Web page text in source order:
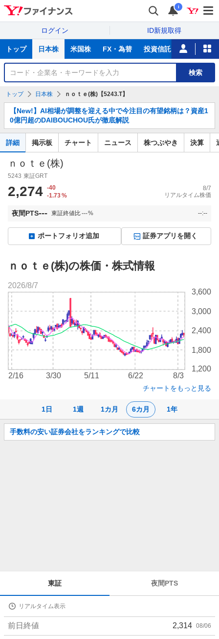
i
ログイン ID新規取得
サ
トップ 日本株 米国株 FX・為替 投資信託 ニュース
銘
検
検索
トップ 日本株 ｎｏｔｅ(株)【5243.T】
知
ら
せ
【New!】AI相場が調整を迎える中で今注目の有望銘柄は？資産1
0億円超のDAIBOUCHOU氏が徹底解説
詳細 掲示板 チャート ニュース 株つぶやき 決算
ｎｏｔｅ(株)
5243 東証GRT
2,274 -40
-1.73%
8/7
リアルタイム株価
夜間PTS--- 東証終値比---% --:--
ポートフォリオ追加 証券アプリを開く
ｎｏｔｅ(株)の株価・株式情報
1日 1週 1カ月 6カ月 1年
1,200
1,800
2,400
3,000
3,600
2/16 3/30 5/11 6/22 8/3
2026/8/7
チャートをもっと見る
お
知
手数料の安い証券会社をランキングで比較
詳
値
東証 夜間PTS
リアルタイム表示
前日終値 2,314 08/06